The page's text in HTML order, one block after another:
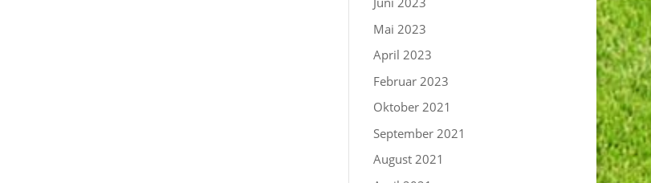
Mai 2023
April 2023
Februar 2023
Oktober 2021
September 2021
August 2021